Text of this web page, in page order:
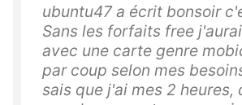
ubuntu47 a écrit bonsoir
Sans les forfaits free
avec une carte genre
par coup selon mes
sais que j'ai mes 2